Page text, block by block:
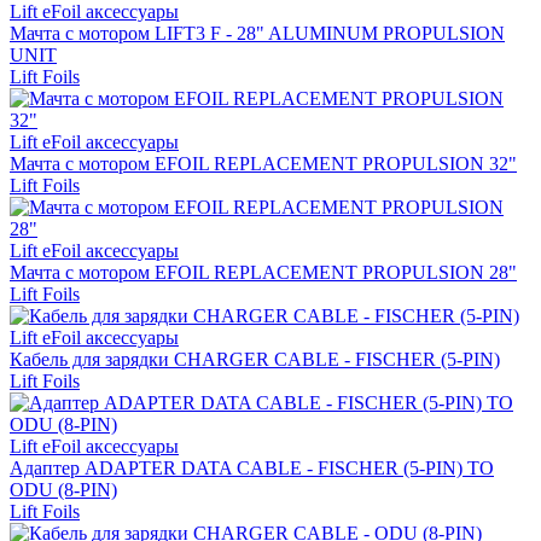
Lift eFoil аксессуары
Мачта с мотором LIFT3 F - 28" ALUMINUM PROPULSION
UNIT
Lift Foils
Lift eFoil аксессуары
Мачта с мотором EFOIL REPLACEMENT PROPULSION 32"
Lift Foils
Lift eFoil аксессуары
Мачта с мотором EFOIL REPLACEMENT PROPULSION 28"
Lift Foils
Lift eFoil аксессуары
Кабель для зарядки CHARGER CABLE - FISCHER (5-PIN)
Lift Foils
Lift eFoil аксессуары
Адаптер ADAPTER DATA CABLE - FISCHER (5-PIN) TO
ODU (8-PIN)
Lift Foils